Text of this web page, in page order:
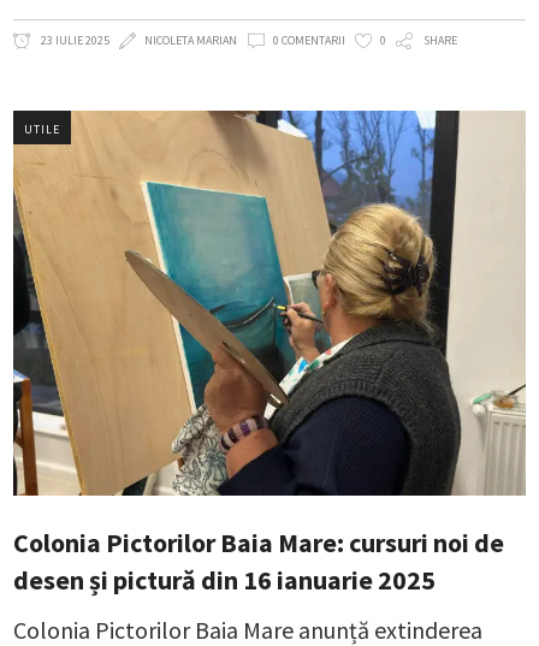
23 IULIE 2025 NICOLETA MARIAN 0 COMENTARII 0 SHARE
UTILE
Colonia Pictorilor Baia Mare: cursuri noi de
desen și pictură din 16 ianuarie 2025
Colonia Pictorilor Baia Mare anunță extinderea